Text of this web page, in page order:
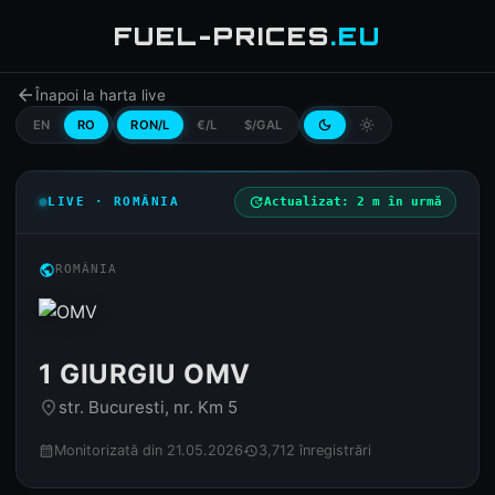
FUEL-PRICES.EU
arrow_backÎnapoi la harta live
EN RO RON/L €/L $/GAL dark_mode light_mode
LIVE · ROMÂNIA updateActualizat: 2 m în urmă
publicROMÂNIA
1 GIURGIU OMV
place str. Bucuresti, nr. Km 5
calendar_month Monitorizată din 21.05.2026history3,712 înregistrări